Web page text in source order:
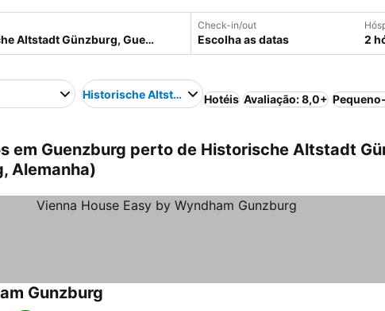
Check-in/out
Escolha as datas 2
Historische Altstadt Günzburg
Hotéis Avaliação: 8,0+
em Guenzburg perto de Historische Altstadt
Alemanha)
Gunzburg